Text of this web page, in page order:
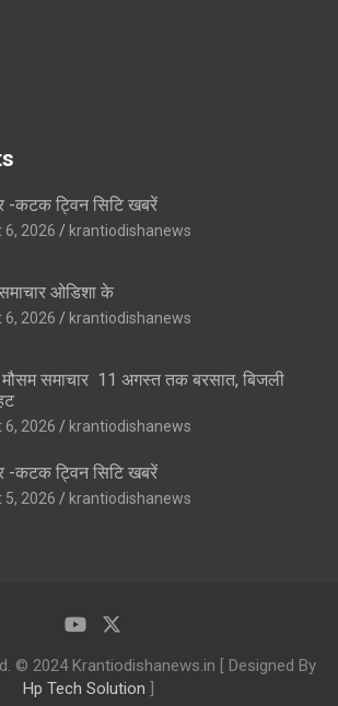
-कटक ट्विन सिटि खबरें
6, 2026 krantiodishanews
समाचार ओडिशा के
6, 2026 krantiodishanews
समाचार 11 अगस्त तक बरसात, बिजली
6, 2026 krantiodishanews
-कटक ट्विन सिटि खबरें
5, 2026 krantiodishanews
© 2024 Krantiodishanews.in [ Designed By
Hp Tech Solution